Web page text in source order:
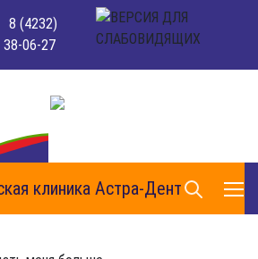
8 (4232)
38-06-27